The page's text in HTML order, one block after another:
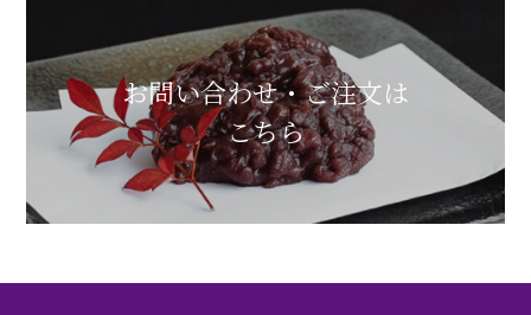
お問い合わせ・ご注文は
こちら